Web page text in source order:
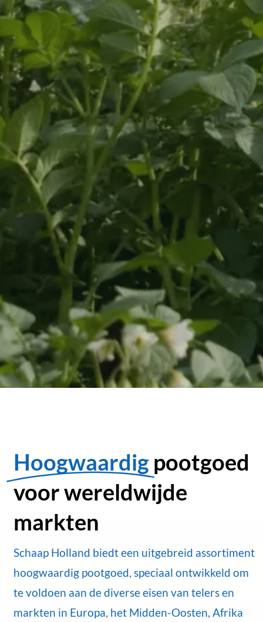
Hoogwaardig pootgoed
voor wereldwijde
markten
Schaap Holland biedt een uitgebreid assortiment
hoogwaardig pootgoed, speciaal ontwikkeld om
te voldoen aan de diverse eisen van telers en
markten in Europa, het Midden-Oosten, Afrika